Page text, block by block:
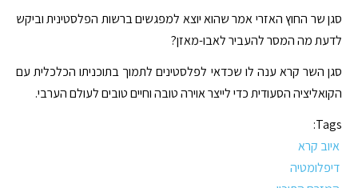
סגן שר החוץ האזרי אמר שהוא יוצא למפגשים ברשות הפלסטינית וביקש
לדעת מה המסר להעביר לאבו-מאזן?
סגן השר קרא ענה לו שכדאי לפלסטינים לתמוך בתוכניתו הכלכלית עם
הקואליציה הסעודית כדי לייצר אוירה טובה וחיים טובים לעולם הערבי.
Tags:
איוב קרא
דיפלומטיה